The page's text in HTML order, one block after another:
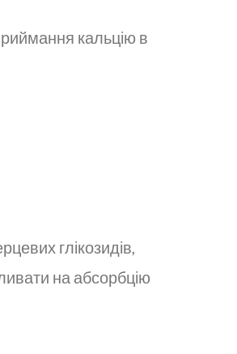
кальцію в
глікозидів,
на абсорбцію